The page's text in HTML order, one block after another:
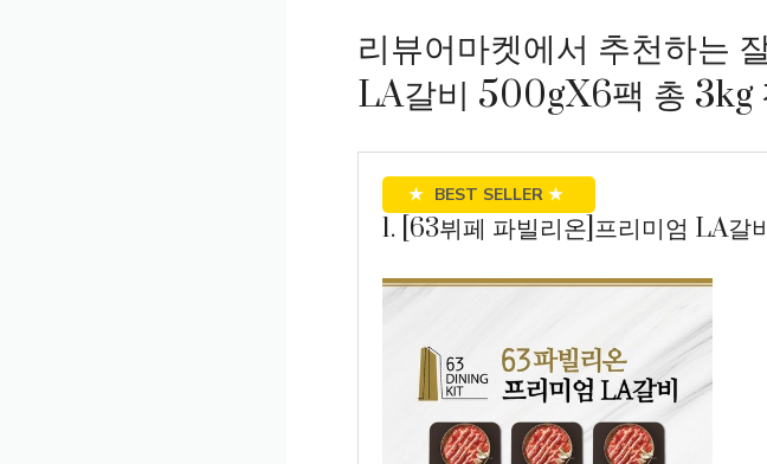
리뷰어마켓에서 추천하는
LA갈비 500gX6팩 총 3kg
★ BEST SELLER ★
1. [63뷔페 파빌리온]프리미엄 LA갈